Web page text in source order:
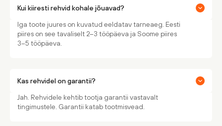
Kui kiiresti rehvid kohale jõuavad?
Iga toote juures on kuvatud eeldatav tarneaeg. Eesti
piires on see tavaliselt 2–3 tööpäeva ja Soome piires
3–5 tööpäeva.
Kas rehvidel on garantii?
Jah. Rehvidele kehtib tootja garantii vastavalt
tingimustele. Garantii katab tootmisvead.